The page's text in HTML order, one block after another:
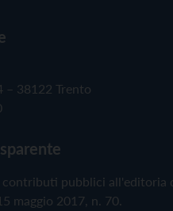
– 38122 Trento
contributi pubblici all'editoria
maggio 2017, n. 70.